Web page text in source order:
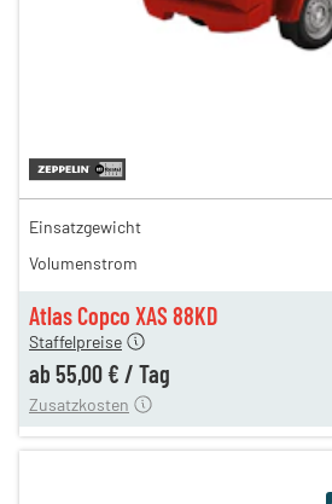
Atlas Copco XAS 88KD
69,00 €
62,00 €
Staffelpreise
ab 55,00 € / Tag
15,00 €
Zusatzkosten
Einsatzgewicht
Volumenstrom